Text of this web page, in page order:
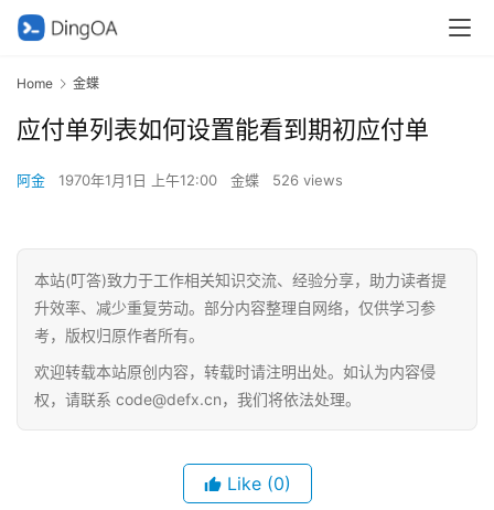
Home 金蝶
应付单列表如何设置能看到期初应付单
阿金 1970年1月1日 上午12:00 金蝶 526 views
本站(叮答)致力于工作相关知识交流、经验分享，助力读者提
升效率、减少重复劳动。部分内容整理自网络，仅供学习参
考，版权归原作者所有。
欢迎转载本站原创内容，转载时请注明出处。如认为内容侵
权，请联系 code@defx.cn，我们将依法处理。
Like (0)